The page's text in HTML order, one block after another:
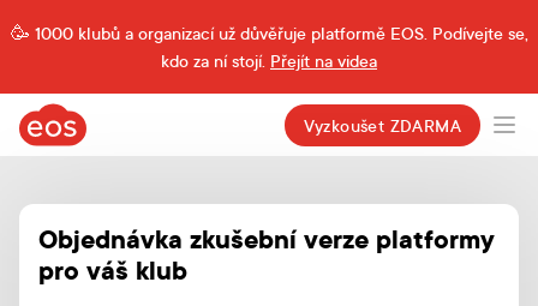
1000 klubů a organizací už důvěřuje platformě EOS. Podívejte se,
kdo za ní stojí. Přejít na videa
eos.cz Vyzkoušet ZDARMA
Objednávka zkušební verze platformy
pro váš klub